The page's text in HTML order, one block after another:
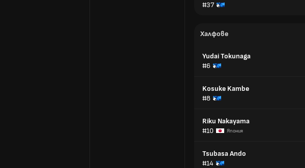
#37
Халфове
Yudai Tokunaga
#6
Kosuke Kambe
#8
Riku Nakayama
#10
Япония
Tsubasa Ando
#14